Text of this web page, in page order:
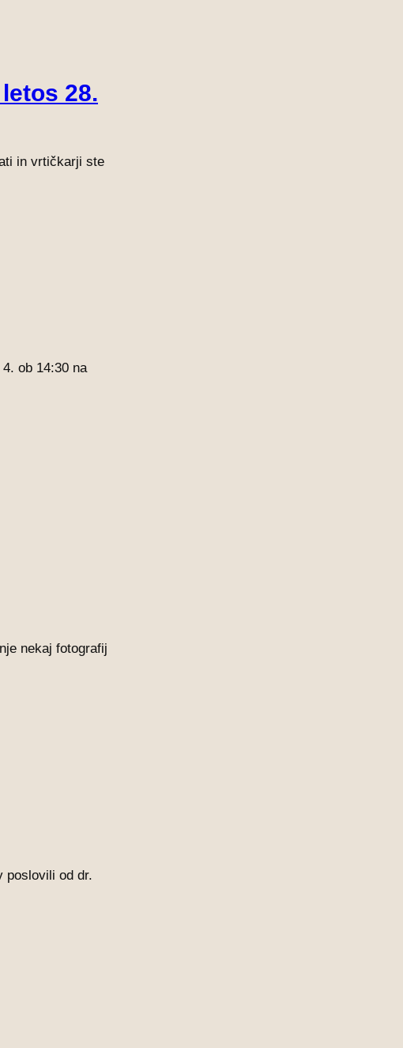
28.
in vrtičkarji ste
ob 14:30 na
nekaj fotografij
poslovili od dr.